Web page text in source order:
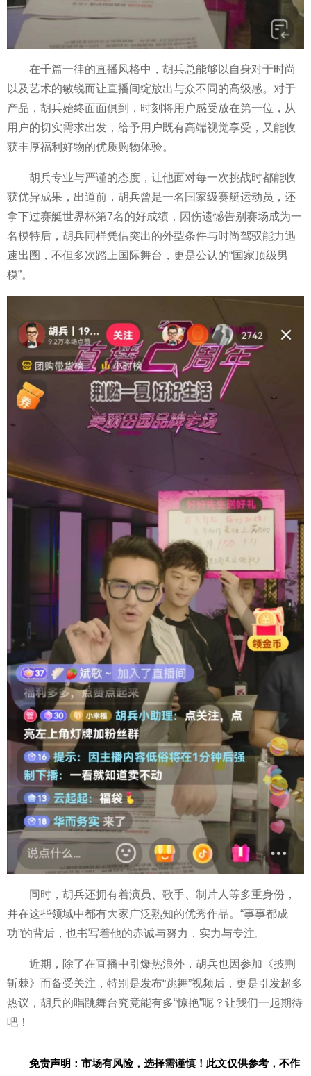
在千篇一律的直播风格中，胡兵总能够以自身对于时尚
以及艺术的敏锐而让直播间绽放出与众不同的高级感。对于
产品，胡兵始终面面俱到，时刻将用户感受放在第一位，从
用户的切实需求出发，给予用户既有高端视觉享受，又能收
获丰厚福利好物的优质购物体验。
胡兵专业与严谨的态度，让他面对每一次挑战时都能收
获优异成果，出道前，胡兵曾是一名国家级赛艇运动员，还
拿下过赛艇世界杯第7名的好成绩，因伤遗憾告别赛场成为一
名模特后，胡兵同样凭借突出的外型条件与时尚驾驭能力迅
速出圈，不但多次踏上国际舞台，更是公认的“国家顶级男
模”。
同时，胡兵还拥有着演员、歌手、制片人等多重身份，
并在这些领域中都有大家广泛熟知的优秀作品。“事事都成
功”的背后，也书写着他的赤诚与努力，实力与专注。
近期，除了在直播中引爆热浪外，胡兵也因参加《披荆
斩棘》而备受关注，特别是发布“跳舞”视频后，更是引发超多
热议，胡兵的唱跳舞台究竟能有多“惊艳”呢？让我们一起期待
吧！
免责声明：市场有风险，选择需谨慎！此文仅供参考，不作